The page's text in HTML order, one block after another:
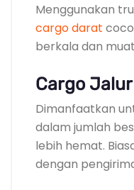
Menggunakan
cargo darat
berkala dan
Cargo
Dimanfaatkan
dalam jumlah
lebih hemat.
dengan